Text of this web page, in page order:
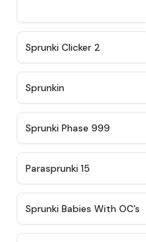
Sprunki Clicker 2
Sprunkin
Sprunki Phase 999
Parasprunki 15
★ 4.8
Sprunki Babies With OC’s